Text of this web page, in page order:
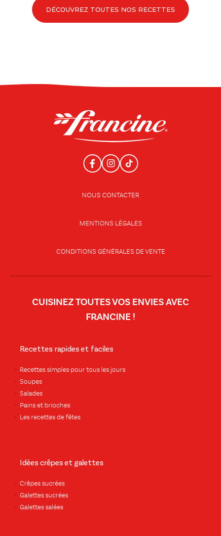
DÉCOUVREZ TOUTES NOS RECETTES
NOUS CONTACTER
MENTIONS LÉGALES
CONDITIONS GÉNÉRALES DE VENTE
CUISINEZ TOUTES VOS ENVIES AVEC
FRANCINE !
Recettes rapides et faciles
Recettes simples pour tous les jours
Soupes
Salades
Pains et brioches
Les recettes de fêtes
Idées crêpes et galettes
Crêpes sucrées
Galettes sucrées
Galettes salées